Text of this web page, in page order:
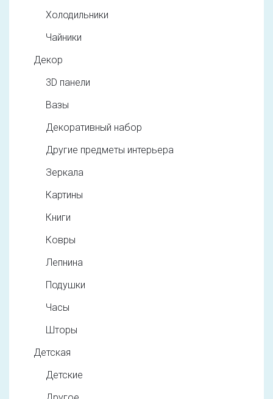
Холодильники
Чайники
Декор
3D панели
Вазы
Декоративный набор
Другие предметы интерьера
Зеркала
Картины
Книги
Ковры
Лепнина
Подушки
Часы
Шторы
Детская
Детские